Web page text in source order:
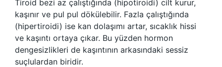
Tiroid bezi az çalıştığında (hipotiroidi) cilt kurur,
kaşınır ve pul pul dökülebilir. Fazla çalıştığında
(hipertiroidi) ise kan dolaşımı artar, sıcaklık hissi
ve kaşıntı ortaya çıkar. Bu yüzden hormon
dengesizlikleri de kaşıntının arkasındaki sessiz
suçlulardan biridir.